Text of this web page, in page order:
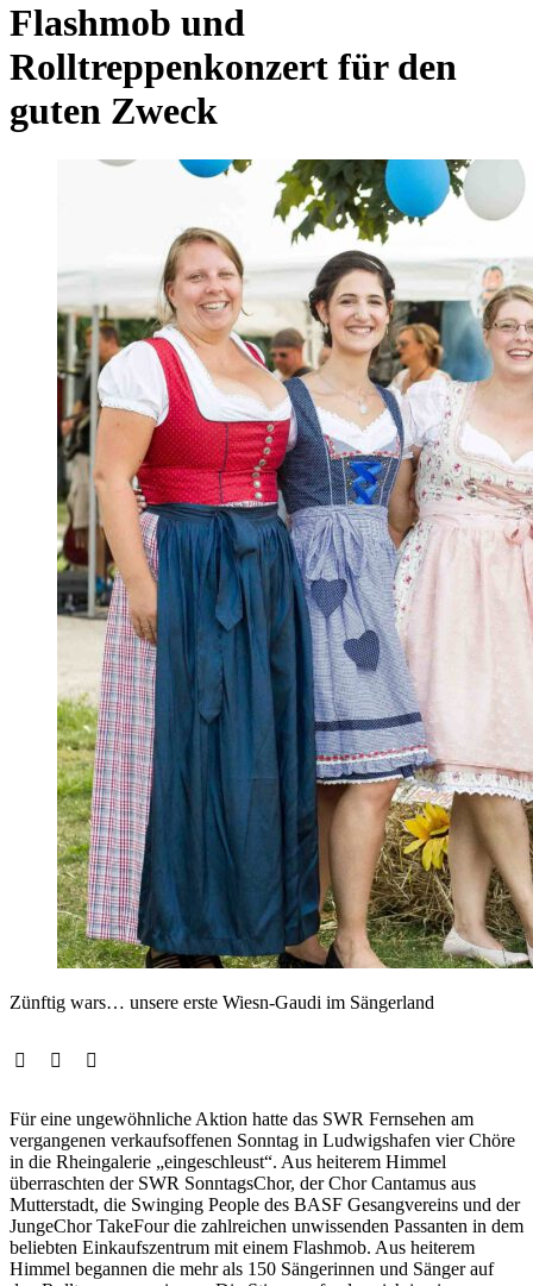
Flashmob und
Rolltreppenkonzert für den
guten Zweck
Zünftig wars… unsere erste Wiesn-Gaudi im Sängerland
Für eine ungewöhnliche Aktion hatte das SWR Fernsehen am
vergangenen verkaufsoffenen Sonntag in Ludwigshafen vier Chöre
in die Rheingalerie „eingeschleust“. Aus heiterem Himmel
überraschten der SWR SonntagsChor, der Chor Cantamus aus
Mutterstadt, die Swinging People des BASF Gesangvereins und der
JungeChor TakeFour die zahlreichen unwissenden Passanten in dem
beliebten Einkaufszentrum mit einem Flashmob. Aus heiterem
Himmel begannen die mehr als 150 Sängerinnen und Sänger auf